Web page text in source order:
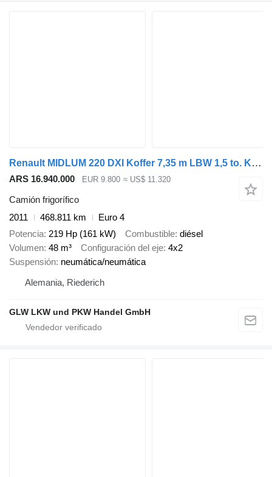
Renault MIDLUM 220 DXI Koffer 7,35 m LBW 1,5 to. Klima
ARS 16.940.000 EUR 9.800 ≈ US$ 11.320
Camión frigorífico
2011
468.811 km
Euro 4
Potencia 219 Hp (161 kW) Combustible diésel
Volumen 48 m³ Configuración del eje 4x2
Suspensión neumática/neumática
Alemania, Riederich
GLW LKW und PKW Handel GmbH